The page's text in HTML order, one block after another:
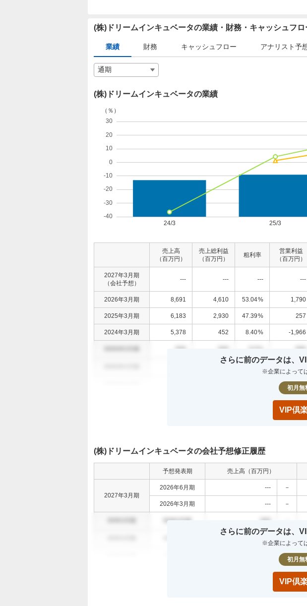
(株)ドリームインキュベータの業績・財務・キャッシュフ
業績 財務 キャッシュフロー アナリスト予
(株)ドリームインキュベータの業績
売上高
（百万円）
売上総利益
（百万円）
粗利率
営業利益
（百万円）
2027年3月期
（会社予想）
--- --- --- ---
2026年3月期 8,691 4,610 53.04% 1,790
2025年3月期 6,183 2,930 47.39% 257
2024年3月期 5,378 452 8.40% -1,966
000 000 0.0% 000
000
さらに前のデータは、
※企業によって
初月無
VIP倶
(株)ドリームインキュベータの会社予想修正履歴
予想発表期 売上高（百万円）
2027年3月期
2026年6月期 --- －
2026年3月期 --- －
00年0月期 000
－
さらに前のデータは、
※企業によって
初月無
VIP倶